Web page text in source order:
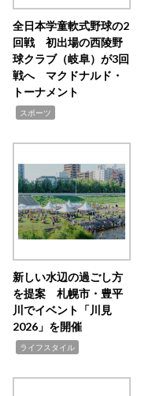
全日本学童軟式野球の2
回戦 初出場の西陵野
球クラブ（岐阜）が3回
戦へ マクドナルド・
トーナメント
スポーツ
新しい水辺の過ごし方
を提案 札幌市・豊平
川でイベント「川見
2026」を開催
ライフスタイル